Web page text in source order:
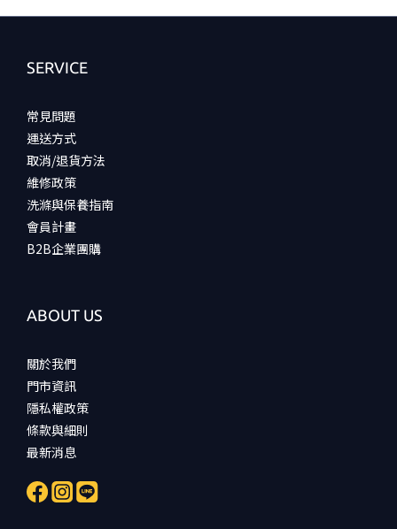
SERVICE
常見問題
運送方式
取消/退貨方法
維修政策
洗滌與保養指南
會員計畫
B2B企業團購
ABOUT US
關於我們
門市資訊
隱私權政策
條款與細則
最新消息